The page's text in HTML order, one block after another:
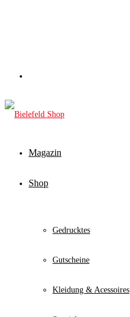
Magazin
Shop
Gedrucktes
Gutscheine
Kleidung & Acessoires